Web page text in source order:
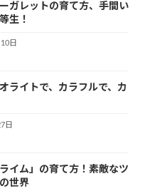
ガレットの育て方、手間い
生！
日
ライトで、カラフルで、カ
日
ライム」の育て方！素敵なツ
世界